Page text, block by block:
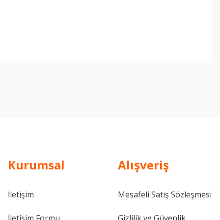
Kurumsal
İletişim
Alışveriş
Mesafeli Satış Sözleşmesi